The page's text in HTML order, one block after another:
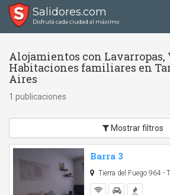
Salidores.com
Disfrutá cada ciudad al máximo
Alojamientos con Lavarropas,
Habitaciones familiares en
Aires
1 publicaciones
Mostrar filtros
Barra 3
Tierra del Fuego 964 -